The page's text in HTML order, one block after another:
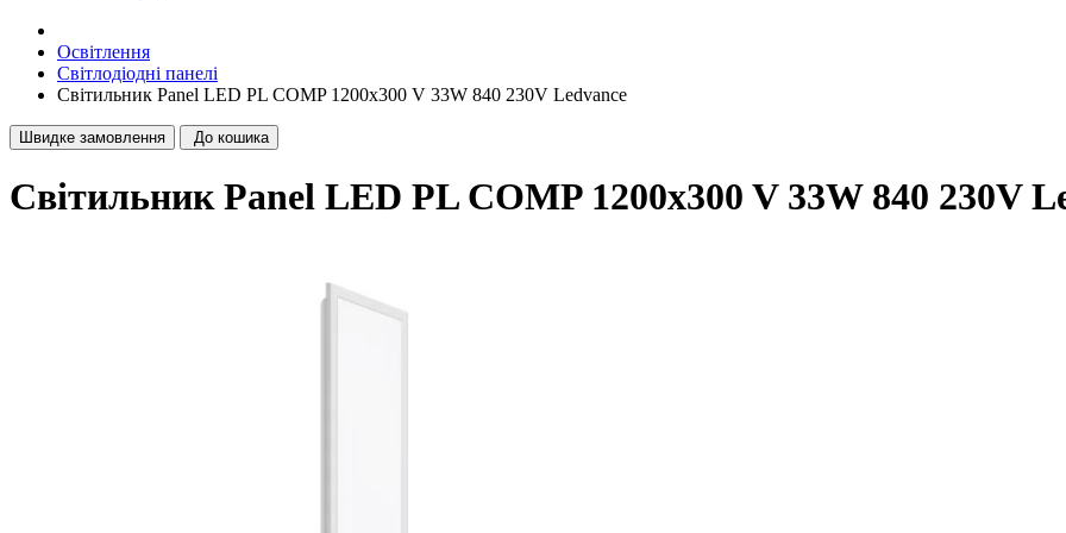
Освітлення
Світлодіодні панелі
Світильник Panel LED PL COMP 1200x300 V 33W 840 230V Ledvance
Швидке замовлення До кошика
Світильник Panel LED PL COMP 1200x300 V 33W 840 230V